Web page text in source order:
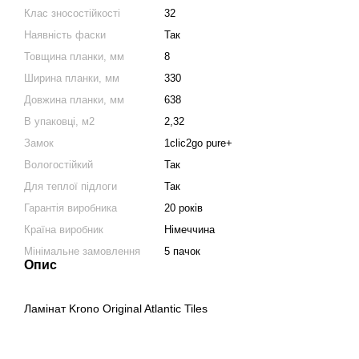
Клас зносостійкості
32
Наявність фаски
Так
Товщина планки, мм
8
Ширина планки, мм
330
Довжина планки, мм
638
В упаковці, м2
2,32
Замок
1clic2go pure+
Вологостійкий
Так
Для теплої підлоги
Так
Гарантія виробника
20 років
Країна виробник
Німеччина
Мінімальне замовлення
5 пачок
Опис
Ламінат Krono Original Atlantic Tiles